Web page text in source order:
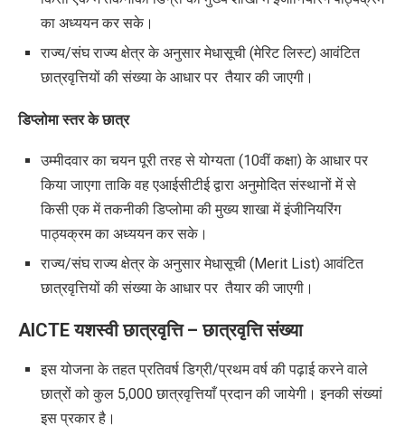
का अध्ययन कर सके।
राज्य/संघ राज्य क्षेत्र के अनुसार मेधासूची (मेरिट लिस्ट) आवंटित
छात्रवृत्तियों की संख्या के आधार पर तैयार की जाएगी।
डिप्लोमा स्तर के छात्र
उम्मीदवार का चयन पूरी तरह से योग्यता (10वीं कक्षा) के आधार पर
किया जाएगा ताकि वह एआईसीटीई द्वारा अनुमोदित संस्थानों में से
किसी एक में तकनीकी डिप्लोमा की मुख्य शाखा में इंजीनियरिंग
पाठ्यक्रम का अध्ययन कर सके।
राज्य/संघ राज्य क्षेत्र के अनुसार मेधासूची (Merit List) आवंटित
छात्रवृत्तियों की संख्या के आधार पर तैयार की जाएगी।
AICTE यशस्वी छात्रवृत्ति – छात्रवृत्ति संख्या
इस योजना के तहत प्रतिवर्ष डिग्री/प्रथम वर्ष की पढ़ाई करने वाले
छात्रों को कुल 5,000 छात्रवृत्तियाँ प्रदान की जायेगी। इनकी संख्यां
इस प्रकार है।